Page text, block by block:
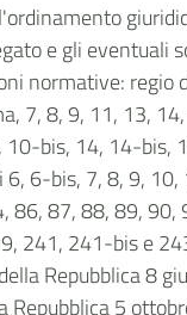
e gli eventuali
normative:
7, 8, 9, 11, 13,
bis, 14, 14-
6-bis, 7, 8, 9,
87, 88, 89,
241, 241-bis e
Repubblica 8
5